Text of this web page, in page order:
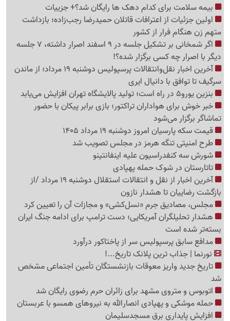
بیمه سلامت برای کدام دهک ها رایگان شد؟+ جزییات
اولین جزئیات از اعترافات قاتلان حمیدرضا رجب‌زاده؛ بازداشت
متهم زن هنگام فرار از کشور
اگر شمخانی بر تشکیل جلسه در 9 اسفند اصرار داشته، 7 جلسه
دیگر با اصرار چه کسی برگزار شده؟!
آخرین اخبار نقل‌وانتقالات پرسپولیس دوشنبه 19 مرداد؛ از ماندن
سرگیف تا توافق با دانیال ایری
بنزین یورو5 در راه است؛ تولید پالایشگاه تهران افزایش می‌یابد
خبر خوش برای هواداران تراکتور؛ بازی برابر پیکان با حضور
تماشاگر برگزار می‌شود
قیمت سکه پارسیان امروز دوشنبه 19 مرداد 1405
طرح امنیتی تنگه هرمز در مجلس تصویب شد
شورش سه کنفدراسیون علیه اینفانتینو
تاتارستان در شوک حمله پهپادی
آخرین اخبار از نقل‌ و انتقالات استقلال دوشنبه 19 مرداد /از
بازگشت رضاییان تا هشدار نازون
مجلس، مصادیق جرم «نسل‌کشی» و مجازات آن را تعیین کرد
هشدار تحلیلگران آمریکایی؛ دست ترامپ برای ادامه جنگ ایران
بسته‌تر شده است
مدافع سابق پرسپولیس سر از پاختاکور درآورد
نورنما | جذاب ترین پلانک تاریخ...!
تاریخ جدید واریز معوقات بازنشستگان تأمین اجتماعی مشخص
شد
اتوبوس و متروی مشهد برای زائران حرم رضوی رایگان شد
حمله موشکی و پهپادی انصارالله به نیروهای همسو با عربستان
افزایش پایداری برق مسجدسلیمان